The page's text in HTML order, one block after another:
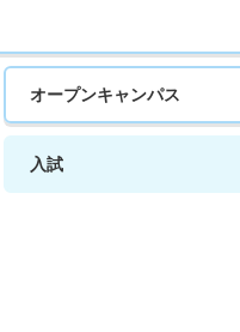
オープンキャンパス
入試